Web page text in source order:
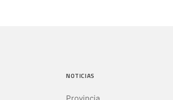
NOTICIAS